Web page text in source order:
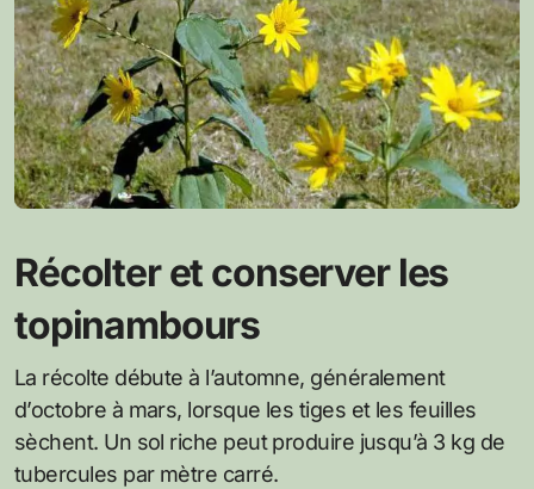
Récolter et conserver les
topinambours
La récolte débute à l’automne, généralement
d’octobre à mars, lorsque les tiges et les feuilles
sèchent. Un sol riche peut produire jusqu’à 3 kg de
tubercules par mètre carré.